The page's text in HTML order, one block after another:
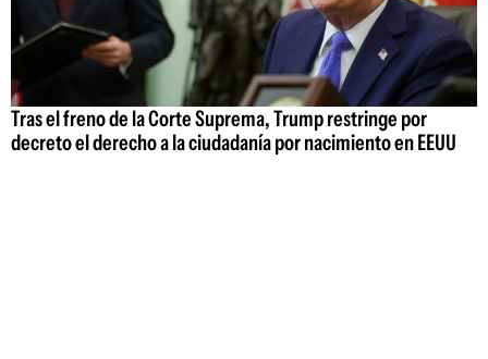
Tras el freno de la Corte Suprema, Trump restringe por
decreto el derecho a la ciudadanía por nacimiento en EEUU